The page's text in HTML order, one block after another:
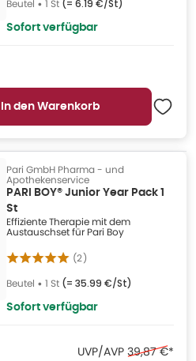
Beutel • 1 St (= 6.19 €/St)
Sofort verfügbar
In den Warenkorb
Pari GmbH Pharma - und
Apothekenservice
PARI BOY® Junior Year Pack 1
St
Effiziente Therapie mit dem
Austauschset für Pari Boy
(2)
Beutel • 1 St (= 35.99 €/St)
Sofort verfügbar
UVP/AVP Ehemaliger
39,87 €*